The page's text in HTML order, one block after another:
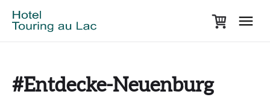
#Entdecke-Neuenburg